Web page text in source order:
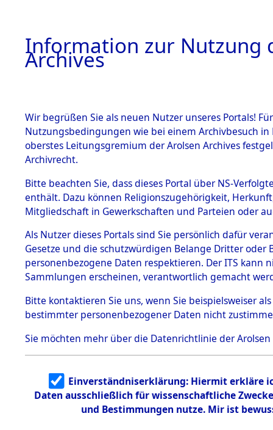
BESTÄNDE
1.
mente
5. Verschiedenes
5.3
Todesmärsche
5.3.1 Alliierte
Erhebungen
zu
Todesmärsch
en
5.3.2
Identifizierun
g
5.3.3
Todesmärsch
auf dem
zur
Roding,
zwischen
km)
Leben
0003
Information zur Nutzung
Archives
Wir begrüßen Sie als neuen Nutzer unseres Portals!
Nutzungsbedingungen wie bei einem Archivbesuch
oberstes Leitungsgremium der Arolsen Archives
Archivrecht.
Bitte beachten Sie, dass dieses Portal über NS-
enthält. Dazu können Religionszugehörigkeit,
Mitgliedschaft in Gewerkschaften und Parteien oder
Als Nutzer dieses Portals sind Sie persönlich dafür
Gesetze und die schutzwürdigen Belange Dritter
personenbezogene Daten respektieren. Der ITS
Sammlungen erscheinen, verantwortlich gemacht
Bitte kontaktieren Sie uns, wenn Sie beispielsweiser
bestimmter personenbezogener Daten nicht
Sie möchten mehr über die Datenrichtlinie der Arolsen
Einverständniserklärung: Hiermit erkläre
Daten ausschließlich für wissenschaftliche
und Bestimmungen nutze. Mir ist